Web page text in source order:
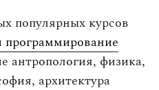
популярных курсов
программирование
антропология, физика,
архитектура